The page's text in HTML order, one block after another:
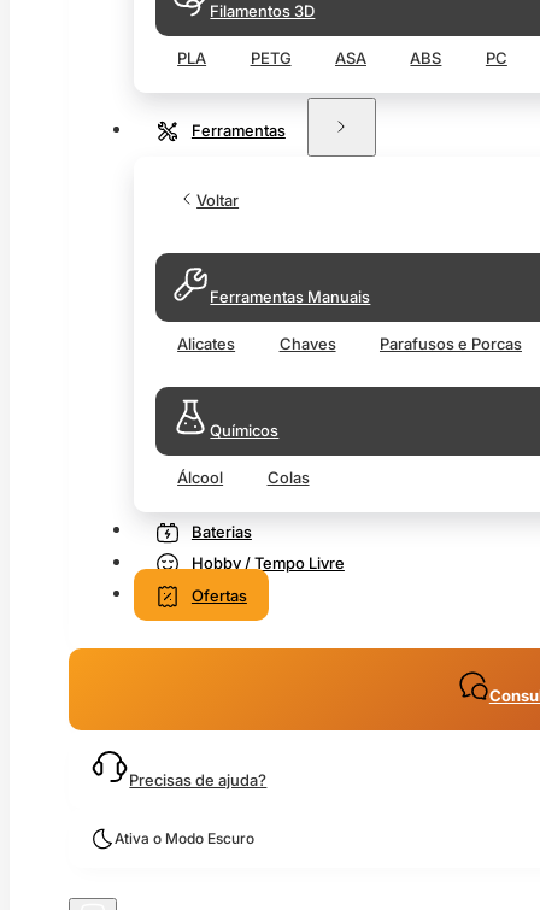
Filamentos 3D
PLA PETG ASA ABS PC
Ferramentas
Voltar
Ferramentas Manuais
Alicates Chaves Parafusos e Porcas
Químicos
Álcool Colas
Baterias
Hobby / Tempo Livre
Ofertas
Precisas de ajuda?
Ativa o Modo Escuro